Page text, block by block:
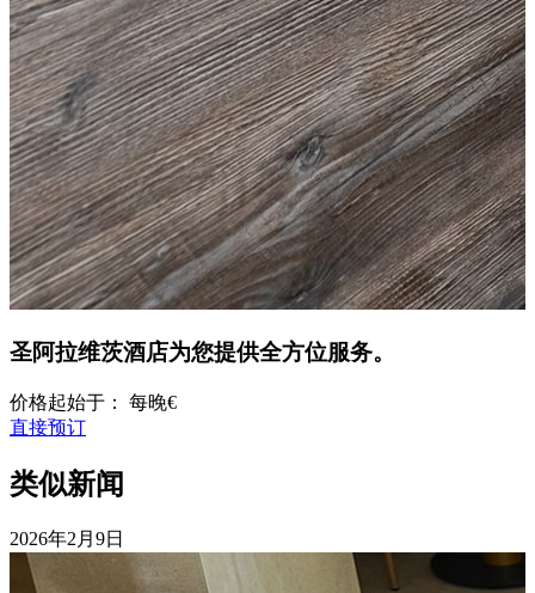
圣阿拉维茨酒店为您提供全方位服务。
价格起始于： 每晚€
直接预订
类似新闻
2026年2月9日